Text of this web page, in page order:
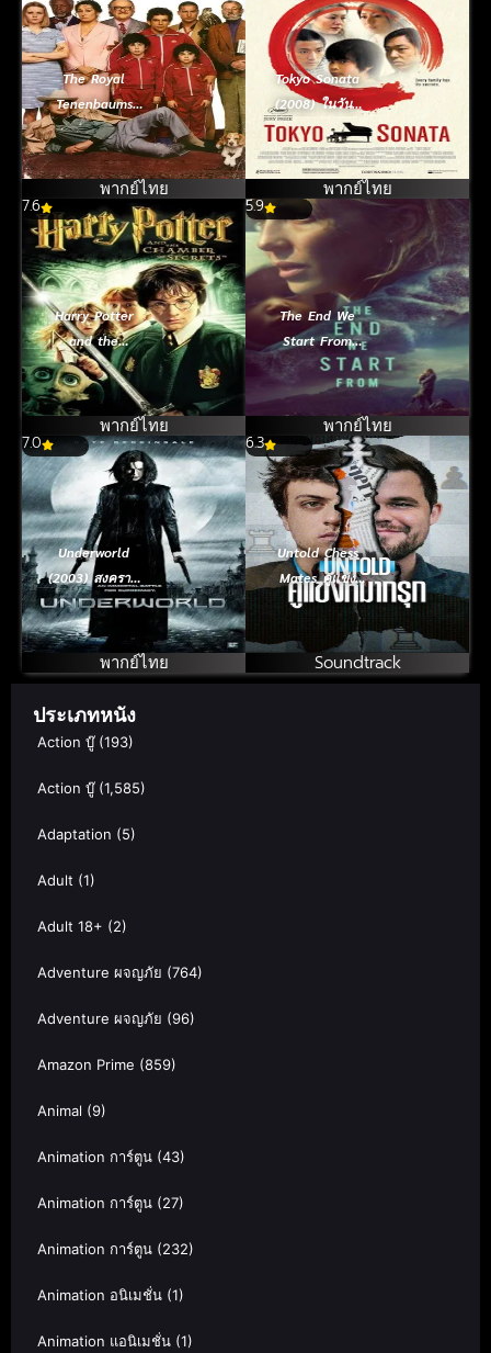
The Royal
Tenenbaums
(2001) ครอบครัว
สติบวม
พากย์ไทย
Tokyo Sonata
(2008) ในวันที่
หัวใจซ่อนเจ็บ
พากย์ไทย
7.6
Harry Potter
and the
Sorcerer’s
Stone (2001)
แฮร์รี่ พอตเตอร์กับ
ศิลาอาถรรพ์
พากย์ไทย
5.9
The End We
Start From
(2023) อุ้มลูกฝ่า
วิปโยค
พากย์ไทย
7.0
Underworld
(2003) สงคราม
โค่นพันธุ์อสูร
พากย์ไทย
6.3
Untold Chess
Mates คู่แข่ง
หมากรุก (2026)
Soundtrack
ประเภทหนัง
Action บู๊(193)
Action บู๊(1,585)
Adaptation (5)
Adult (1)
Adult 18+ (2)
Adventure ผจญภัย (764)
Adventure ผจญภัย (96)
Amazon Prime (859)
Animal (9)
Animation การ์ตูน (43)
Animation การ์ตูน (27)
Animation การ์ตูน (232)
Animation อนิเมชั่น (1)
Animation แอนิเมชั่น (1)